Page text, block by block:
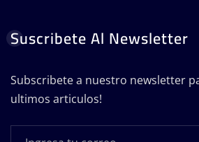
Suscribete Al Newsletter
Subscribete a nuestro newsletter
ultimos articulos!